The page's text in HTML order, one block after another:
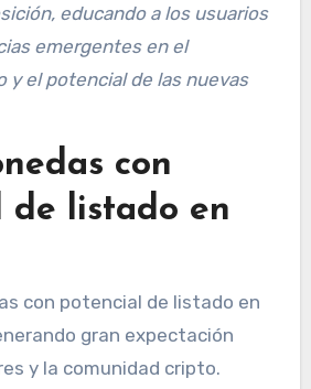
educando a los usuarios
emergentes en el
y el potencial de las nuevas
con
de listado en
con potencial de listado en
gran expectación
y la comunidad cripto.